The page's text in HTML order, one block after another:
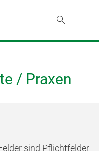
/ Praxen
sind Pflichtfelder